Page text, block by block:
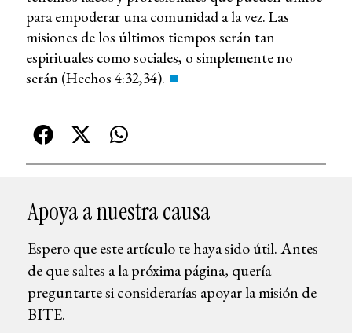
para empoderar una comunidad a la vez. Las
misiones de los últimos tiempos serán tan
espirituales como sociales, o simplemente no
serán (Hechos 4:32,34).
Apoya a nuestra causa
Espero que este artículo te haya sido útil. Antes
de que saltes a la próxima página, quería
preguntarte si considerarías apoyar la misión de
BITE.